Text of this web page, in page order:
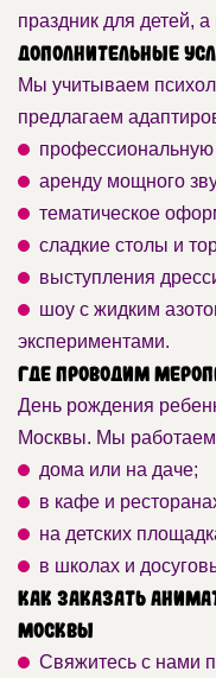
праздник для детей,
Дополнительные
Мы учитываем
предлагаем
аренду мощного
тематическое
сладкие столы и
выступления
шоу с жидким
экспериментами.
Где проводим
День рождения
Москвы. Мы
дома или на даче;
в кафе и
на детских
в школах и
Как заказать
Москвы
Свяжитесь с нами